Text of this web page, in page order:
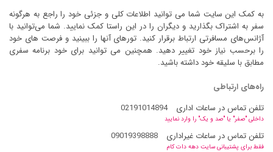
به کمک این سایت شما می توانید اطلاعات کلی و جزئی خود را راجع به هرگونه
سفر به اشتراک بگذارید و دیگران را در این راستا کمک نمایید. شما می‌توانید با
آژانس‌های مسافرتی ارتباط برقرار کنید. تورهای آنها را ببینید و فرصت های خود
را برحسب نیاز خود تغییر دهید. همچنین می توانید برای خود برنامه سفری
مطابق با سلیقه خود داشته باشید.
راه‌های ارتباطی
تلفن تماس در ساعات اداری
02191014894
داخلی "صفر" یا "صد و یک" را وارد نمایید
تلفن تماس در ساعات غیراداری 09019398888
فقط برای پشتیبانی سایت دهه دات کام